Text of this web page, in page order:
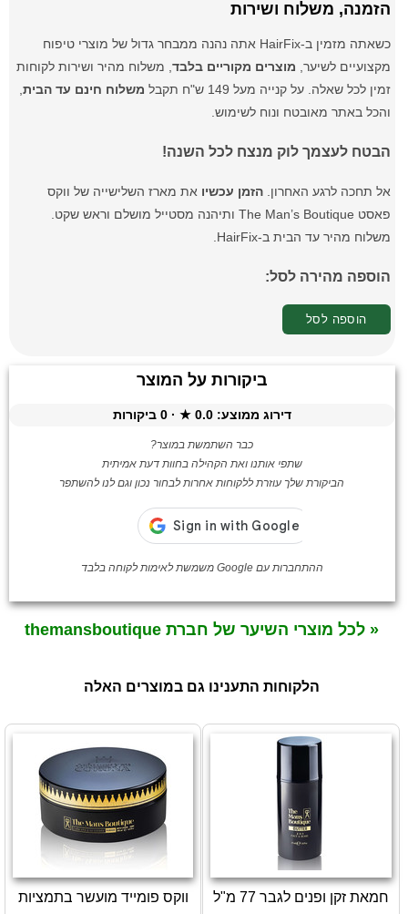
הזמנה, משלוח ושירות
כשאתה מזמין ב-HairFix אתה נהנה ממבחר גדול של מוצרי טיפוח
מקצועיים לשיער, מוצרים מקוריים בלבד , משלוח מהיר ושירות לקוחות
זמין לכל שאלה. על קנייה מעל 149 ש"ח תקבל
משלוח חינם עד הבית
והכל באתר מאובטח ונוח לשימוש.
הבטח לעצמך לוק מנצח לכל השנה!
אל תחכה לרגע האחרון.הזמן עכשיו את מארז השלישייה של ווקס
פאסט The Man’s Boutique ותיהנה מסטייל מושלם וראש שקט.
משלוח מהיר עד הבית ב-HairFix.
הוספה מהירה לסל:
הוספה לסל
ביקורות על המוצר
דירוג ממוצע:0.0
★ ·
0 ביקורות
כבר השתמשת במוצר?
שתפי אותנו ואת הקהילה בחוות דעת אמיתית
הביקורת שלך עוזרת ללקוחות אחרות לבחור נכון וגם לנו להשתפר
ההתחברות עם Google משמשת לאימות לקוחה בלבד
« לכל מוצרי השיער של חברת themansboutique
הלקוחות התענינו גם במוצרים האלה
חמאת זקן ופנים לגבר 77 מ"ל
ווקס פומייד מועשר בתמציות